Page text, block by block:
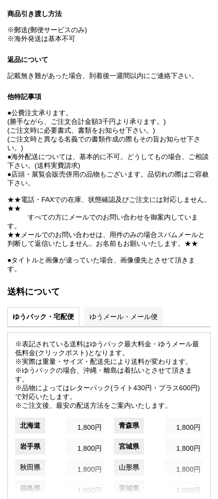
商品引き渡し方法
※郵送(郵便サービスのみ)
※海外発送は基本不可
返品について
記載無き難があった場合、到着後一週間以内にご連絡下さい。
他特記事項
●公費注文承ります。
(勝手ながら、ご注文合計金額3千円より承ります。)
(ご注文時に必要書式、書類をお知らせ下さい。)
(ご注文時と異なる名義での書類作成の際もその旨お知らせ下さ
い。)
●海外配送については、基本的に不可。どうしてもの場合、ご相談
下さい。(送料実費請求)
●店頭・展覧会販売併用の品物もございます。品切れの際はご容赦
下さい。
★★電話・FAXでの在庫、状態確認及びご注文には対応しません。
★★
すべての方にメールでのお問い合わせを御案内していま
す。
★★メールでのお問い合わせは、用件のみの場合スパムメールと
判断して返信いたしません。お名前もお願いいたします。★★
●タイトルと画像が違っていた場合、画像優先とさせて頂きま
す。
送料について
ゆうパック・宅配便 ゆうメール・メール便
※表記されている送料はゆうパック最大料金・ゆうメール最
低料金(クリックポスト)となります。
※実際は重量・サイズ・配送先により送料が変わります。
※ゆうパックの場合、沖縄・離島は着払いとさせて頂きま
す。
※品物によってはレターパック(ライト430円・プラス600円)
で対応いたします。
※ご注文後、最安の配送方法をご案内いたします。
北海道 1,800円 青森県 1,800円
岩手県 1,800円 宮城県 1,800円
秋田県 1,800円 山形県 1,800円
福島県 1,800円 茨城県 1,800円